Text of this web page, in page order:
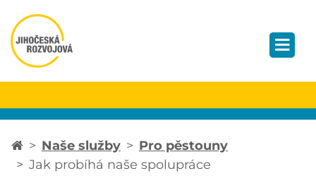
Naše služby
Pro pěstouny
Jak probíhá naše spolupráce